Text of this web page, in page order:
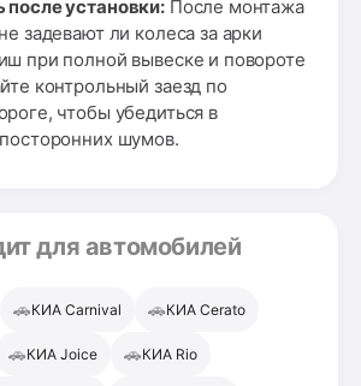
после установки:После монтажа
задевают ли колеса за арки
при полной вывеске и повороте
контрольный заезд по
чтобы убедиться в
шумов.
для автомобилей
🚗КИА Carnival 🚗КИА Cerato
🚗КИА Joice 🚗КИА Rio